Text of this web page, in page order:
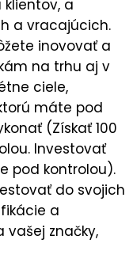
klientov, a
a vracajúcich.
inovovať a
na trhu aj v
ciele,
máte pod
(Získať 100
Investovať
pod kontrolou).
do svojich
a
vašej značky,